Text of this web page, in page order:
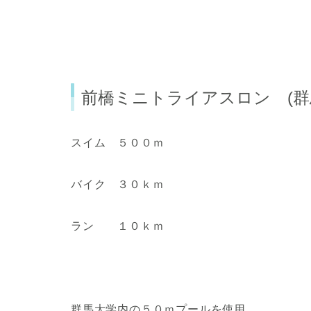
前橋ミニトライアスロン (
スイム ５００ｍ
バイク ３０ｋｍ
ラン １０ｋｍ